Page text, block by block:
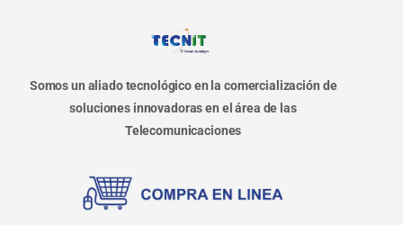
Somos un aliado tecnológico en la comercialización de
soluciones innovadoras en el área de las
Telecomunicaciones